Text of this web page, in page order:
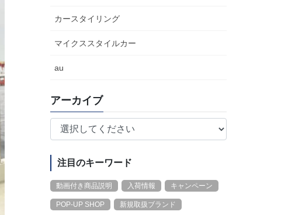
カースタイリング
マイクススタイルカー
au
アーカイブ
注目のキーワード
動画付き商品説明 入荷情報 キャンペーン
POP-UP SHOP 新規取扱ブランド